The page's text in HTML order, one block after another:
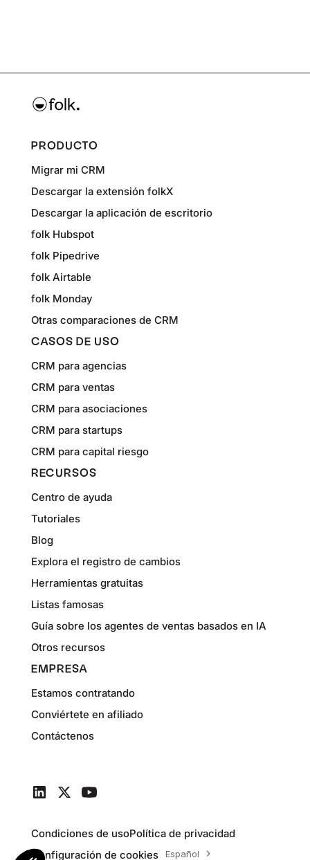
PRODUCTO
Migrar mi CRM
Descargar la extensión folkX
Descargar la aplicación de escritorio
folk Hubspot
folk Pipedrive
folk Airtable
folk Monday
Otras comparaciones de CRM
CASOS DE USO
CRM para agencias
CRM para ventas
CRM para asociaciones
CRM para startups
CRM para capital riesgo
RECURSOS
Centro de ayuda
Tutoriales
Blog
Explora el registro de cambios
Herramientas gratuitas
Listas famosas
Guía sobre los agentes de ventas basados en IA
Otros recursos
EMPRESA
Estamos contratando
Conviértete en afiliado
Contáctenos
Condiciones de usoPolítica de privacidad
Configuración de cookies
Español